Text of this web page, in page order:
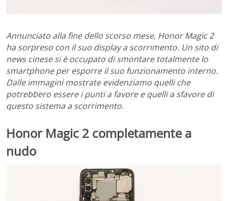
Annunciato alla fine dello scorso mese, Honor Magic 2
ha sorpreso con il suo display a scorrimento. Un sito di
news cinese si è occupato di smontare totalmente lo
smartphone per esporre il suo funzionamento interno.
Dalle immagini mostrate evidenziamo quelli che
potrebbero essere i punti a favore e quelli a sfavore di
questo sistema a scorrimento.
Honor Magic 2 completamente a
nudo